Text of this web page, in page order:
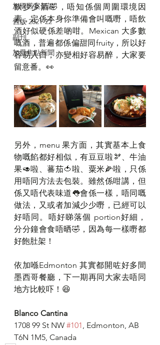
加國舊案新談
舊版 2021-22
副刊
加愛焦點新聞
飲少少酒🤣，唔知係個周圍環境因
素，定係本身你準備會叫嘅嘢，唔飲
酒好似硬係差啲咁。Mexican 大多數
嘅酒，普遍都係偏甜同fruity，所以好
容易入口，亦變相好容易醉，大家要
留意番。👀
另外，menu 果方面，其實基本上食
物嘅餡都好相似，有豆豆啦🫘、牛油
果🥑啦、蕃茄🍅啦、粟米🌽啦，只係
用唔同方法去包裝。雖然係咁講，但
係又唔代表味道👅會係一樣，唔同嘅
做法，又或者加減少少嘢，已經可以
好唔同。唔好睇落個 portion好細，
分分鐘會食唔晒🤣，因為每一樣嘢都
好飽肚架！
依加喺Edmonton 其實都開咗好多間
墨西哥餐廳，下一期再同大家去唔同
地方比較吓！😆
Blanco Cantina
1708 99 St NW #101, Edmonton, AB
T6N 1M5, Canada